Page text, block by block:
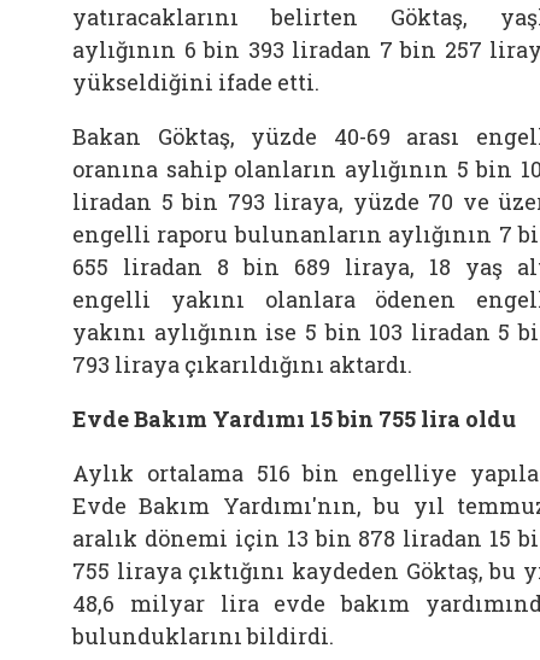
yatıracaklarını belirten Göktaş,
aylığının 6 bin 393 liradan 7 bin 257
yükseldiğini ifade etti.
Bakan Göktaş, yüzde 40-69 arası
oranına sahip olanların aylığının 5 bin
liradan 5 bin 793 liraya, yüzde 70 ve
engelli raporu bulunanların aylığının 7
655 liradan 8 bin 689 liraya, 18 yaş
engelli yakını olanlara ödenen
yakını aylığının ise 5 bin 103 liradan 5
793 liraya çıkarıldığını aktardı.
Evde Bakım Yardımı 15 bin 755 lira oldu
Aylık ortalama 516 bin engelliye
Evde Bakım Yardımı'nın, bu yıl
aralık dönemi için 13 bin 878 liradan 15
755 liraya çıktığını kaydeden Göktaş, bu
48,6 milyar lira evde bakım
bulunduklarını bildirdi.